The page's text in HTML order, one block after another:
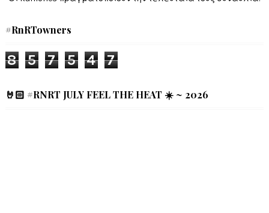
#RnRTowners
8 5 7 5 4 7
🤘🏻 #RNRT JULY FEEL THE HEAT ☀️ ~ 2026